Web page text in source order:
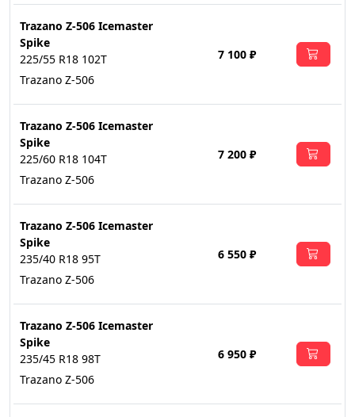
Trazano Z-506 Icemaster
Spike
225/55 R18 102T
Trazano Z-506
7 100 ₽
Trazano Z-506 Icemaster
Spike
225/60 R18 104T
Trazano Z-506
7 200 ₽
Trazano Z-506 Icemaster
Spike
235/40 R18 95T
Trazano Z-506
6 550 ₽
Trazano Z-506 Icemaster
Spike
235/45 R18 98T
Trazano Z-506
6 950 ₽